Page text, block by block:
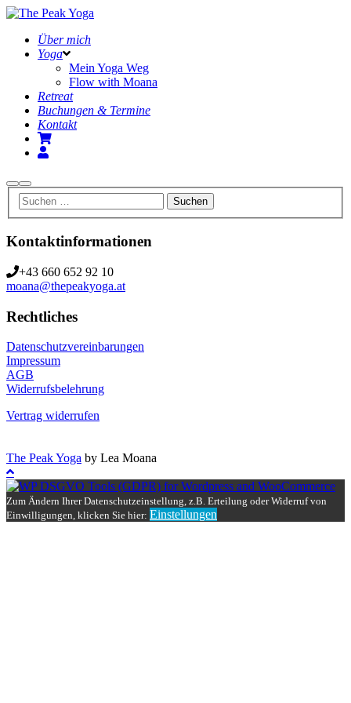
Über mich
Yoga
Mein Yoga Weg
Flow with Moana
Retreat
Buchungen & Termine
Kontakt
Suchen
Hauptmenü
Kontaktinformationen
+43 660 652 92 10
moana@thepeakyoga.at
Rechtliches
Datenschutzvereinbarungen
Impressum
AGB
Widerrufsbelehrung
Vertrag widerrufen
The Peak Yoga by Lea Moana
Zum Ändern Ihrer Datenschutzeinstellung, z.B. Erteilung oder Widerruf von
Einwilligungen, klicken Sie hier: Einstellungen